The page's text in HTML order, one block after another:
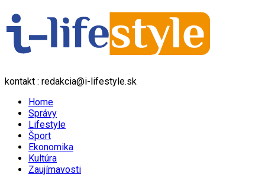
kontakt : redakcia@i-lifestyle.sk
Home
Správy
Lifestyle
Šport
Ekonomika
Kultúra
Zaujímavosti